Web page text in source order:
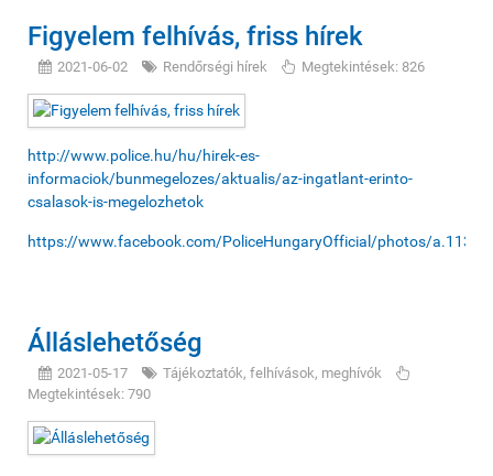
Figyelem felhívás, friss hírek
2021-06-02 Rendőrségi hírek Megtekintések: 826
http://www.police.hu/hu/hirek-es-
informaciok/bunmegelozes/aktualis/az-ingatlant-erinto-
csalasok-is-megelozhetok
https://www.facebook.com/PoliceHungaryOfficial/photos/
Álláslehetőség
2021-05-17
Tájékoztatók, felhívások, meghívók
Megtekintések: 790